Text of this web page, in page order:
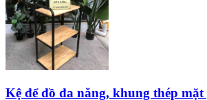
Kệ để đồ đa năng, khung thép mặt